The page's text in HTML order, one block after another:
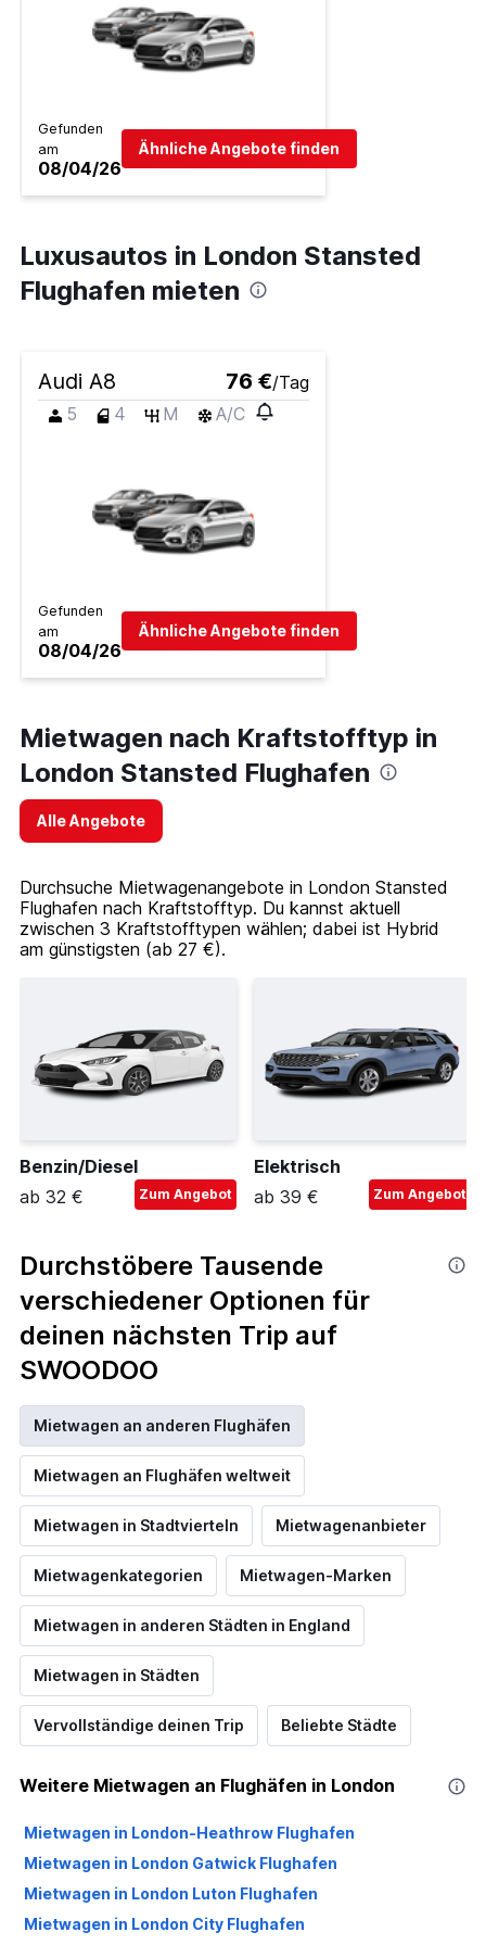
Gefunden
am
08/04/26
Ähnliche Angebote finden
Luxusautos in London Stansted
Flughafen mieten
Audi A8 76 €/Tag
5
4 M A/C
Gefunden
am
08/04/26
Ähnliche Angebote finden
Mietwagen nach Kraftstofftyp in
London Stansted Flughafen
Alle Angebote
Durchsuche Mietwagenangebote in London Stansted
Flughafen nach Kraftstofftyp. Du kannst aktuell
zwischen 3 Kraftstofftypen wählen; dabei ist Hybrid
am günstigsten (ab 27 €).
Benzin/Diesel
ab 32 €
Zum Angebot
Elektrisch
ab 39 €
Zum Angebot
Durchstöbere Tausende
verschiedener Optionen für
deinen nächsten Trip auf
SWOODOO
Mietwagen an anderen Flughäfen
Mietwagen an Flughäfen weltweit
Mietwagen in Stadtvierteln Mietwagenanbieter
Mietwagenkategorien Mietwagen-Marken
Mietwagen in anderen Städten in England
Mietwagen in Städten
Vervollständige deinen Trip Beliebte Städte
Weitere Mietwagen an Flughäfen in London
Mietwagen in London-Heathrow Flughafen
Mietwagen in London Gatwick Flughafen
Mietwagen in London Luton Flughafen
Mietwagen in London City Flughafen